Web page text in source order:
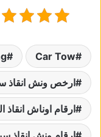
Car Tow
ارخص ونش انقاذ
ارقام اوناش انقاذ